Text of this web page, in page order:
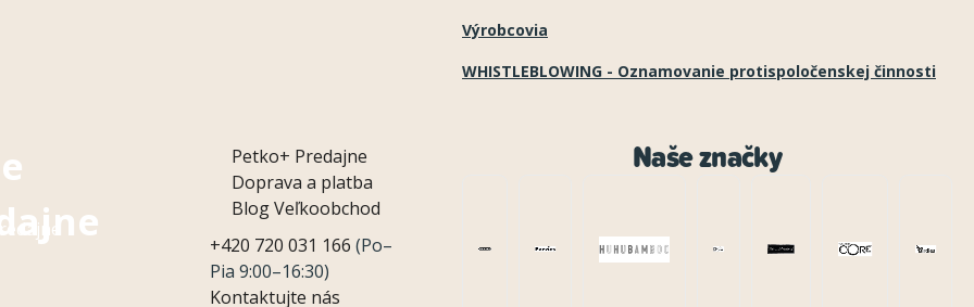
u
Výrobcovia
WHISTLEBLOWING - Oznamovanie protispoločenskej činnosti
Petko+ Predajne
Doprava a platba
BlogVeľkoobchod
+420 720 031 166 (Po–
Pia 9:00–16:30)
Kontaktujte nás
Naše značky